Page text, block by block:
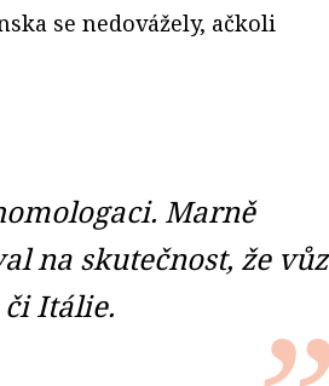
se nedovážely, ačkoli
Marně
na skutečnost, že vůz
Itálie.